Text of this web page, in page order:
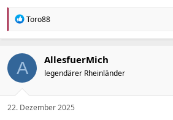
R
a
t
i
o
e
n
Toro88
A AllesfuerMich
legendärer Rheinländer
22. Dezember 2025